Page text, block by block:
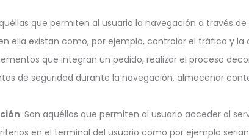
que permiten al usuario la navegación a través
ella existan como, por ejemplo, controlar el tráfico y
que integran un pedido, realizar el proceso
de seguridad durante la navegación, almacenar
: Son aquéllas que permiten al usuario acceder al
en el terminal del usuario como por ejemplo